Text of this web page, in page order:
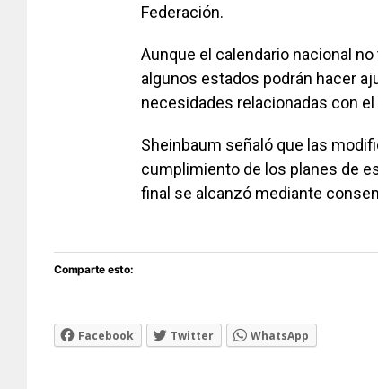
Federación.
Aunque el calendario nacional
algunos estados podrán hacer
necesidades relacionadas con el
Sheinbaum señaló que las
cumplimiento de los planes de
final se alcanzó mediante
Comparte esto:
Facebook Twitter WhatsApp